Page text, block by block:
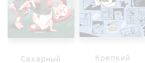
Сахарный
Крепкий